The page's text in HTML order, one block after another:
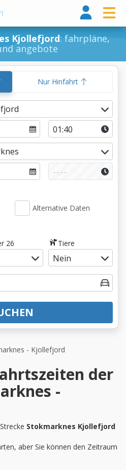
Kjollefjord: fahrpläne,
angebote
- Kjollefjord
Nur Hinfahrt
Alternative Daten
26 Tiere
der
-
Stokmarknes Kjollefjord
aber Sie können den Zeitraum